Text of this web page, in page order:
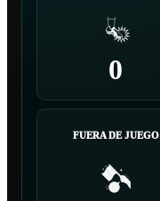
0
FUERA DE JUEGO